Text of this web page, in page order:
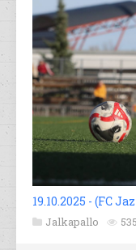
19.10.2025 - (FC
Jalkapallo